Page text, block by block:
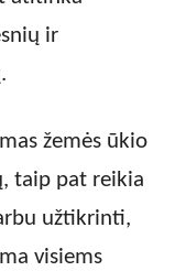
ir
žemės ūkio
taip pat reikia
užtikrinti,
visiems